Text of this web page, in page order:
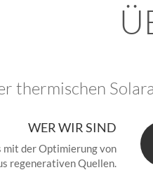
thermischen
WER WIR SIND
mit der Optimierung von
regenerativen Quellen.